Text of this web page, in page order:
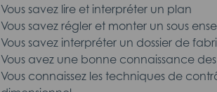
Vous savez lire et interpréter un plan
Vous savez régler et monter un sous
Vous savez interpréter un dossier de
Vous avez une bonne connaissance
Vous connaissez les techniques de